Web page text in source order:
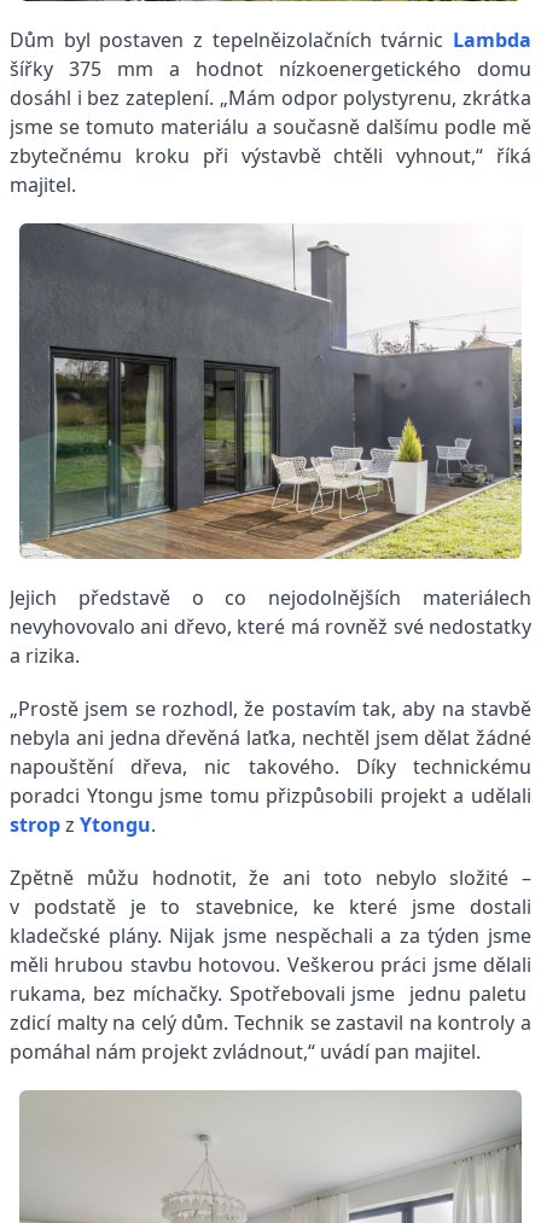
Dům byl postaven z tepelněizolačních tvárnic Lambda
šířky 375 mm a hodnot nízkoenergetického domu
dosáhl i bez zateplení. „Mám odpor polystyrenu, zkrátka
jsme se tomuto materiálu a současně dalšímu podle mě
zbytečnému kroku při výstavbě chtěli vyhnout,“ říká
majitel.
Jejich představě o co nejodolnějších materiálech
nevyhovovalo ani dřevo, které má rovněž své nedostatky
a rizika.
„Prostě jsem se rozhodl, že postavím tak, aby na stavbě
nebyla ani jedna dřevěná laťka, nechtěl jsem dělat žádné
napouštění dřeva, nic takového. Díky technickému
poradci Ytongu jsme tomu přizpůsobili projekt a udělali
stropz Ytongu.
Zpětně můžu hodnotit, že ani toto nebylo složité –
v podstatě je to stavebnice, ke které jsme dostali
kladečské plány. Nijak jsme nespěchali a za týden jsme
měli hrubou stavbu hotovou. Veškerou práci jsme dělali
rukama, bez míchačky. Spotřebovali jsme jednu paletu
zdicí malty na celý dům. Technik se zastavil na kontroly a
pomáhal nám projekt zvládnout,“ uvádí pan majitel.